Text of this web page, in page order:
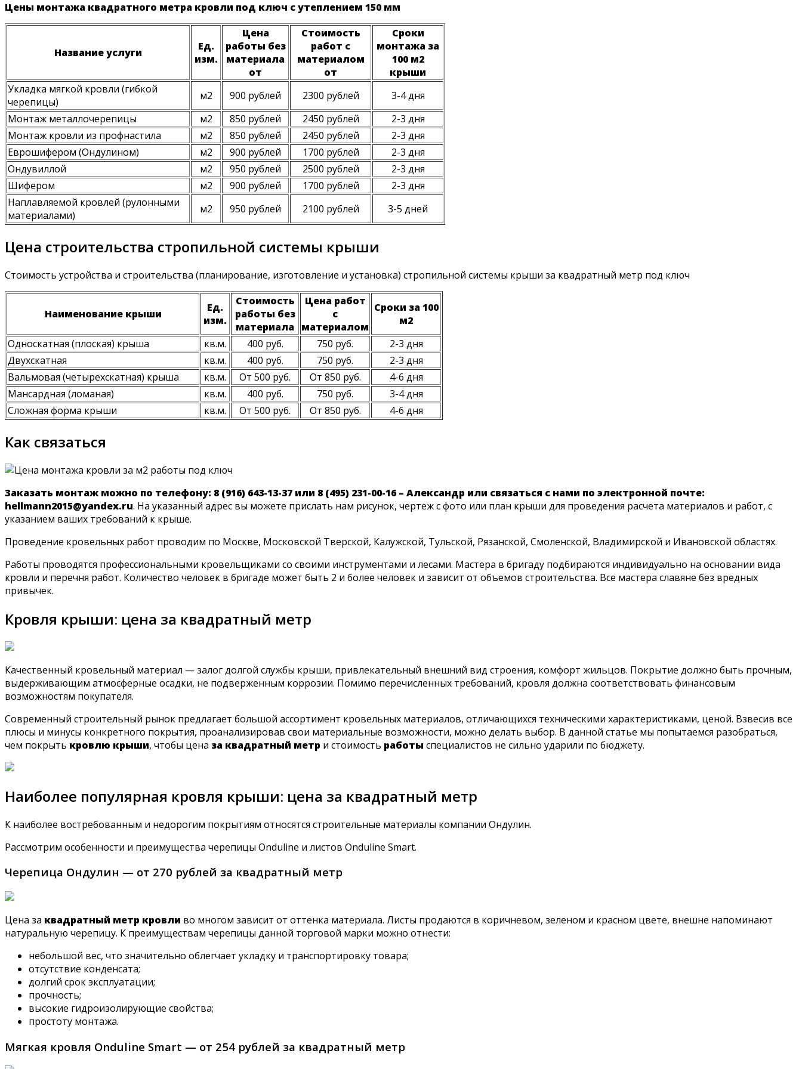
Цены монтажа квадратного метра кровли под ключ с утеплением 150 мм
Название услуги
Ед.
изм.
Цена
работы без
материала
от
Стоимость
работ с
материалом
от
Сроки
монтажа за
100 м2
крыши
Укладка мягкой кровли (гибкой
черепицы)
м2 900 рублей 2300 рублей
3-4 дня
Монтаж металлочерепицы
м2 850 рублей 2450 рублей
2-3 дня
Монтаж кровли из профнастила
м2 850 рублей 2450 рублей
2-3 дня
Еврошифером (Ондулином)
м2 900 рублей 1700 рублей
2-3 дня
Ондувиллой
м2 950 рублей 2500 рублей
2-3 дня
Шифером
м2 900 рублей 1700 рублей
2-3 дня
Наплавляемой кровлей (рулонными
материалами)
м2 950 рублей 2100 рублей 3-5 дней
Цена строительства стропильной системы крыши
Стоимость устройства и строительства (планирование, изготовление и установка) стропильной системы крыши за квадратный метр под ключ
Наименование крыши
Ед.
изм.
Стоимость
работы без
материала
Цена работ
с
материалом
Сроки за 100
м2
Односкатная (плоская) крыша
кв.м. 400 руб. 750 руб.
2-3 дня
Двухскатная
кв.м. 400 руб. 750 руб.
2-3 дня
Вальмовая (четырехскатная) крыша
кв.м. От 500 руб. От 850 руб.
4-6 дня
Мансардная (ломаная)
кв.м. 400 руб. 750 руб.
3-4 дня
Сложная форма крыши
кв.м. От 500 руб. От 850 руб. 4-6 дня
Как связаться
Заказать монтаж можно по телефону: 8 (916) 643-13-37 или 8 (495) 231-00-16 – Александр или связаться с нами по электронной почте:
hellmann2015@yandex.ru. На указанный адрес вы можете прислать нам рисунок, чертеж с фото или план крыши для проведения расчета материалов и работ, с
указанием ваших требований к крыше.
Проведение кровельных работ проводим по Москве, Московской Тверской, Калужской, Тульской, Рязанской, Смоленской, Владимирской и Ивановской областях.
Работы проводятся профессиональными кровельщиками со своими инструментами и лесами. Мастера в бригаду подбираются индивидуально на основании вида
кровли и перечня работ. Количество человек в бригаде может быть 2 и более человек и зависит от объемов строительства. Все мастера славяне без вредных
привычек.
Кровля крыши: цена за квадратный метр
Качественный кровельный материал — залог долгой службы крыши, привлекательный внешний вид строения, комфорт жильцов. Покрытие должно быть прочным,
выдерживающим атмосферные осадки, не подверженным коррозии. Помимо перечисленных требований, кровля должна соответствовать финансовым
возможностям покупателя.
Современный строительный рынок предлагает большой ассортимент кровельных материалов, отличающихся техническими характеристиками, ценой. Взвесив все
плюсы и минусы конкретного покрытия, проанализировав свои материальные возможности, можно делать выбор. В данной статье мы попытаемся разобраться,
чем покрыть кровлю крыши, чтобы цена за квадратный метр и стоимость работы специалистов не сильно ударили по бюджету.
Наиболее популярная кровля крыши: цена за квадратный метр
К наиболее востребованным и недорогим покрытиям относятся строительные материалы компании Ондулин.
Рассмотрим особенности и преимущества черепицы Onduline и листов Onduline Smart.
Черепица Ондулин — от 270 рублей за квадратный метр
Цена за квадратный метр кровли во многом зависит от оттенка материала. Листы продаются в коричневом, зеленом и красном цвете, внешне напоминают
натуральную черепицу. К преимуществам черепицы данной торговой марки можно отнести:
небольшой вес, что значительно облегчает укладку и транспортировку товара;
отсутствие конденсата;
долгий срок эксплуатации;
прочность;
высокие гидроизолирующие свойства;
простоту монтажа.
Мягкая кровля Onduline Smart — от 254 рублей за квадратный метр